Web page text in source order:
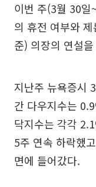
이번 주(3월 30일
의 휴전 여부와
준) 의장의 연설
지난주 뉴욕증시
간 다우지수는
닥지수는 각각
5주 연속 하락했
면에 들어갔다.